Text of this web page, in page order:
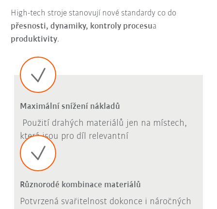
High-tech stroje stanovují nové standardy co do
přesnosti, dynamiky, kontroly procesua
produktivity.
Maximální snížení nákladů
Použití drahých materiálů jen na místech,
která jsou pro díl relevantní
Různorodé kombinace materiálů
Potvrzená svařitelnost dokonce i náročných